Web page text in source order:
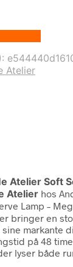
Atelier
Atelier Soft
Atelier hos
Lamp –
bringer en
markante
på 48
lyser både